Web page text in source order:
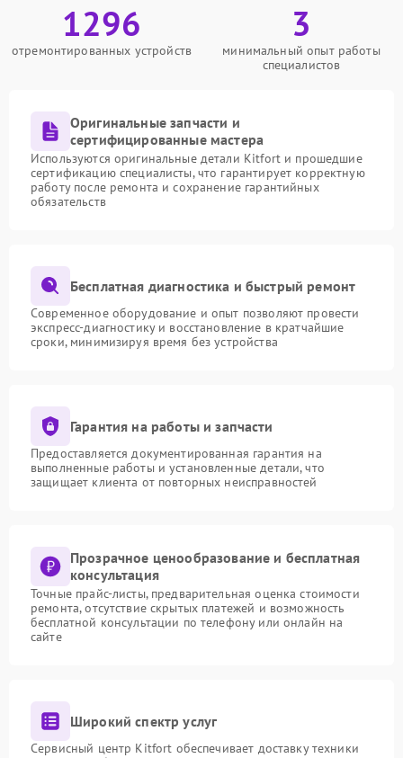
1296
отремонтированных устройств
3
минимальный опыт работы
специалистов
Оригинальные запчасти и
сертифицированные мастера
Используются оригинальные детали Kitfort и прошедшие
сертификацию специалисты, что гарантирует корректную
работу после ремонта и сохранение гарантийных
обязательств
Бесплатная диагностика и быстрый ремонт
Современное оборудование и опыт позволяют провести
экспресс-диагностику и восстановление в кратчайшие
сроки, минимизируя время без устройства
Гарантия на работы и запчасти
Предоставляется документированная гарантия на
выполненные работы и установленные детали, что
защищает клиента от повторных неисправностей
Прозрачное ценообразование и бесплатная
консультация
Точные прайс-листы, предварительная оценка стоимости
ремонта, отсутствие скрытых платежей и возможность
бесплатной консультации по телефону или онлайн на
сайте
Широкий спектр услуг
Сервисный центр Kitfort обеспечивает доставку техники